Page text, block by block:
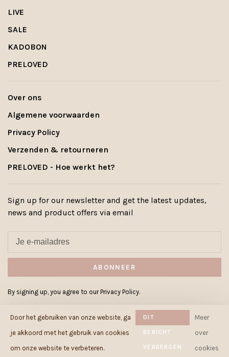
LIVE
SALE
KADOBON
PRELOVED
Over ons
Algemene voorwaarden
Privacy Policy
Verzenden & retourneren
PRELOVED - Hoe werkt het?
Sign up for our newsletter and get the latest updates,
news and product offers via email
ABONNEER
By signing up, you agree to our Privacy Policy.
© Copyright 2026 Cowcow.be-
Door het gebruiken van onze website, ga
je akkoord met het gebruik van cookies
om onze website te verbeteren.
DIT
BERICHT
VERBERGEN
Meer
over
cookies